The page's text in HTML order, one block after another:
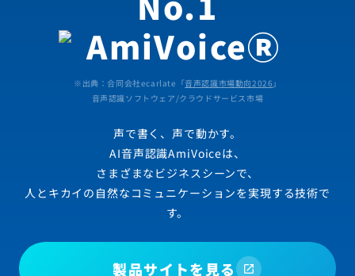
※出典：合同会社ecarlate「音声認識市場動向2026 」
音声認識ソフトウェア/クラウドサービス市場
声で書く、声で動かす。
AI音声認識AmiVoiceは、
さまざまなビジネスシーンで、
人とキカイの自然なコミュニケーションを実現する技術で
す。
製品サイトを見る